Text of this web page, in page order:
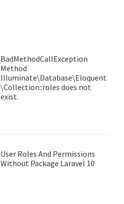
BadMethodCallException
Method
Illuminate\Database\Eloquent
\Collection::roles does not
exist.
User Roles And Permissions
Without Package Laravel 10